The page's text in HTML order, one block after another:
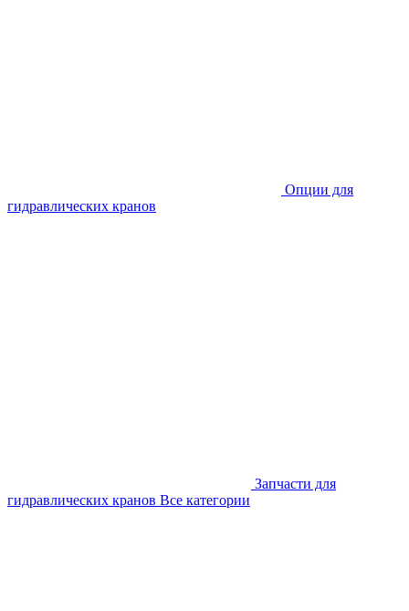
Опции для
гидравлических кранов
Запчасти для
гидравлических кранов Все категории